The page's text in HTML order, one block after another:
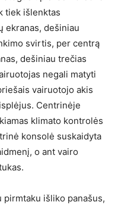
tiek išlenktas
ekranas, dešiniau
svirtis, per centrą
dešiniau trečias
negali matyti
vairuotojo akis
Centrinėje
klimato kontrolės
konsolė suskaidyta
o ant vairo
išliko panašus,